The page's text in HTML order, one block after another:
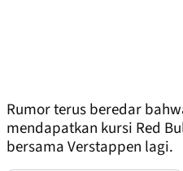
Rumor terus beredar
mendapatkan kursi Red
bersama Verstappen lagi.